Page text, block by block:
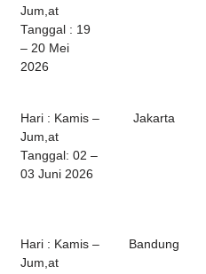
Jum,at
Tanggal : 19
– 20 Mei
2026
Hari : Kamis –
Jum,at
Tanggal: 02 –
03 Juni 2026
Jakarta
Hari : Kamis –
Jum,at
Bandung